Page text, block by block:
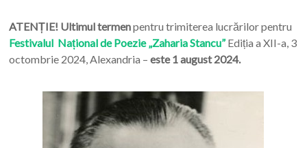
ATENȚIE! Ultimul termenpentru trimiterea lucrărilor pentru
Festivalul Național de Poezie „Zaharia Stancu”Ediția a XII-a, 3
octombrie 2024, Alexandria – este 1 august 2024.